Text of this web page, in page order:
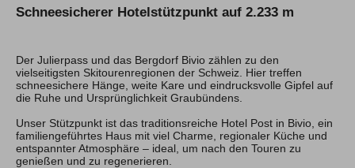
Hochtouren 1:1
Hochtourenkurse
Hike & Fly
Klettern
Kletterreisen
Schneesicherer Hotelstützpunkt auf 2.233 m
Der Julierpass und das Bergdorf Bivio zählen zu den
vielseitigsten Skitourenregionen der Schweiz. Hier treffen
schneesichere Hänge, weite Kare und eindrucksvolle Gipfel auf
die Ruhe und Ursprünglichkeit Graubündens.
Unser Stützpunkt ist das traditionsreiche Hotel Post in Bivio, ein
familiengeführtes Haus mit viel Charme, regionaler Küche und
entspannter Atmosphäre – ideal, um nach den Touren zu
genießen und zu regenerieren.